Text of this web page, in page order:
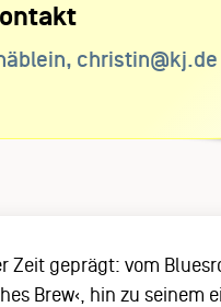
christin@kj.de
geprägt: vom
Brew‹, hin zu seinem